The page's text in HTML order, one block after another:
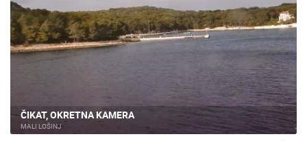
ČIKAT, OKRETNA KAMERA
MALI LOŠINJ